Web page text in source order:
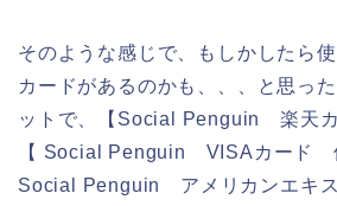
そのような感じで、もしかしたら
カードがあるのかも、、、と思っ
ットで、【Social Penguin 楽天
【 Social Penguin VISAカード
Social Penguin アメリカンエキ